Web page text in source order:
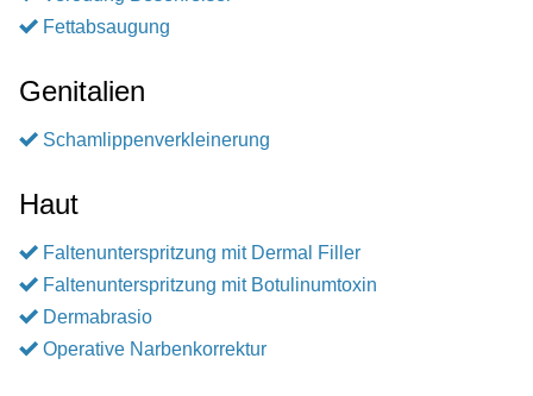
Fettabsaugung
Genitalien
Schamlippenverkleinerung
Haut
Faltenunterspritzung mit Dermal Filler
Faltenunterspritzung mit Botulinumtoxin
Dermabrasio
Operative Narbenkorrektur